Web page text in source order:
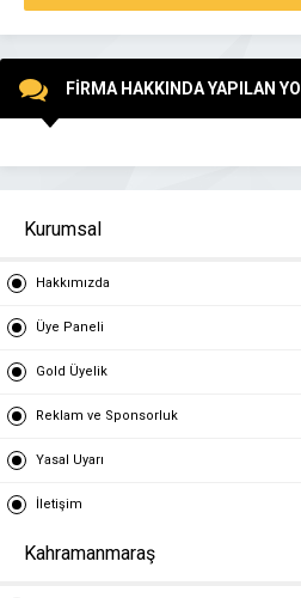
FİRMA HAKKINDA YAPILAN
Kurumsal
Hakkımızda
Üye Paneli
Gold Üyelik
Reklam ve Sponsorluk
Yasal Uyarı
İletişim
Kahramanmaraş